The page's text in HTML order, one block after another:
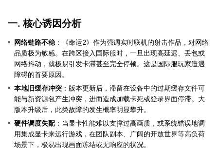
一. 核心诱因分析
网络链路不稳 ：《命运2》作为强调实时联机的射击作品，对网络
品质极为敏感。在跨区接入国际服时，一旦出现高延迟、丢包或
网络抖动，就极易引发卡滞甚至完全停顿。这是国际服玩家遭遇
障碍的首要原因。
本地旧缓存冲突 ：版本更新后，滞留在设备中的过期缓存文件可
能与新资源包产生冲突，进而造成加载卡死或登录界面停滞。大
版本升级后，此类故障的发生概率明显攀升。
硬件调度失配：当显卡性能难以支撑过高画质，或系统错误地调
用集成显卡来运行游戏，在团队副本、广阔的开放世界等高负荷
场景下，极易出现画面冻结或无响应的状况。